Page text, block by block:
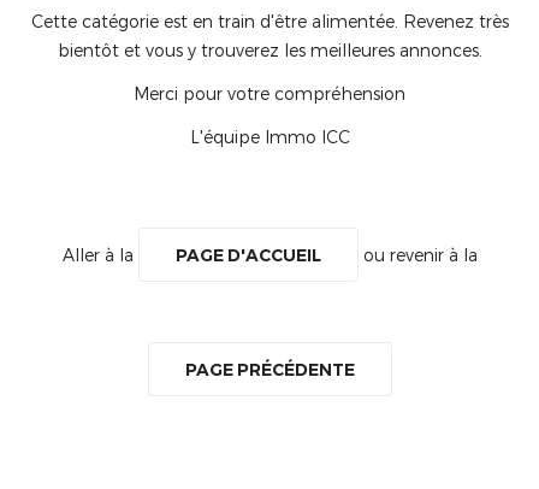
Cette catégorie est en train d'être alimentée. Revenez très
bientôt et vous y trouverez les meilleures annonces.
Merci pour votre compréhension
L'équipe Immo ICC
Aller à la PAGE D'ACCUEIL ou revenir à la
PAGE PRÉCÉDENTE